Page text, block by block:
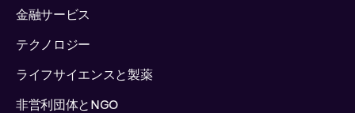
金融サービス
テクノロジー
ライフサイエンスと製薬
非営利団体とNGO